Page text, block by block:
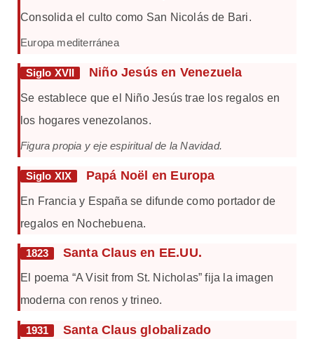
Consolida el culto como San Nicolás de Bari.
Europa mediterránea
Siglo XVII Niño Jesús en Venezuela
Se establece que el Niño Jesús trae los regalos en
los hogares venezolanos.
Figura propia y eje espiritual de la Navidad.
Siglo XIX Papá Noël en Europa
En Francia y España se difunde como portador de
regalos en Nochebuena.
1823 Santa Claus en EE.UU.
El poema “A Visit from St. Nicholas” fija la imagen
moderna con renos y trineo.
1931 Santa Claus globalizado